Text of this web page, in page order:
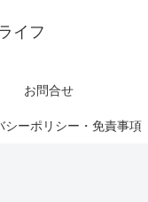
イフ
お問合せ
シーポリシー・免責事項